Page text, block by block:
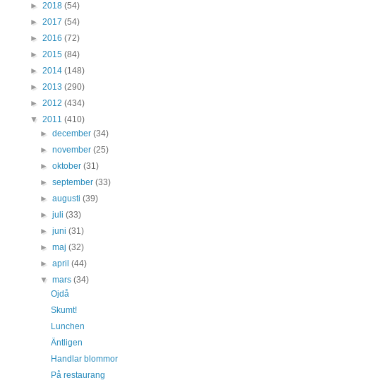
► 2018 (54)
► 2017 (54)
► 2016 (72)
► 2015 (84)
► 2014 (148)
► 2013 (290)
► 2012 (434)
▼ 2011 (410)
►december(34)
►november(25)
►oktober(31)
►september(33)
►augusti(39)
►juli(33)
►juni(31)
►maj(32)
►april(44)
▼mars(34)
Ojdå
Skumt!
Lunchen
Äntligen
Handlar blommor
På restaurang